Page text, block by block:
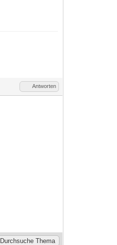
Antworten